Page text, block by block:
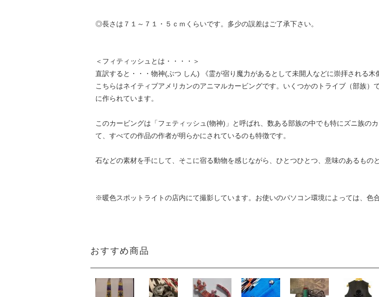
◎長さは７１～７１・５ｃｍくらいです。多少の誤差はご了承下さい。
＜フィティッシュとは・・・・＞
直訳すると・・・物神(ぶつ しん) 《霊が宿り魔力があるとして未開人などに崇拝される木
こちらはネイティブアメリカンのアニマルカービングです。いくつかのトライブ（部族
に作られています。
このカービングは「フェティッシュ(物神)」と呼ばれ、数ある部族の中でも特にズニ族の
て、すべての作品の作者が明らかにされているのも特徴です。
石などの素材を手にして、そこに宿る動物を感じながら、ひとつひとつ、意味のあるもの
※暖色スポットライトの店内にて撮影しています。お使いのパソコン環境によっては、色
おすすめ商品